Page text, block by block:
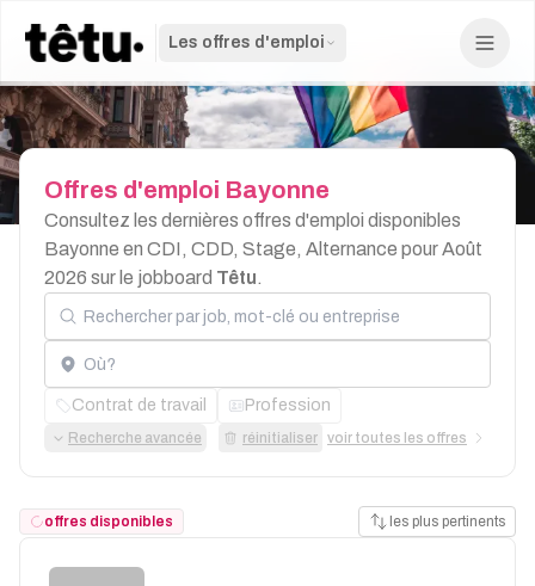
Les offres d'emploi
Offres d'emploi Bayonne
Consultez les dernières offres d'emploi disponibles
Bayonne en CDI, CDD, Stage, Alternance pour Août
2026 sur le jobboard Têtu.
Rechercher par job, mot-clé ou entreprise
Localisation
Contrat de travail Profession
Recherche avancée réinitialiser voir toutes les offres
offres disponibles les plus pertinents